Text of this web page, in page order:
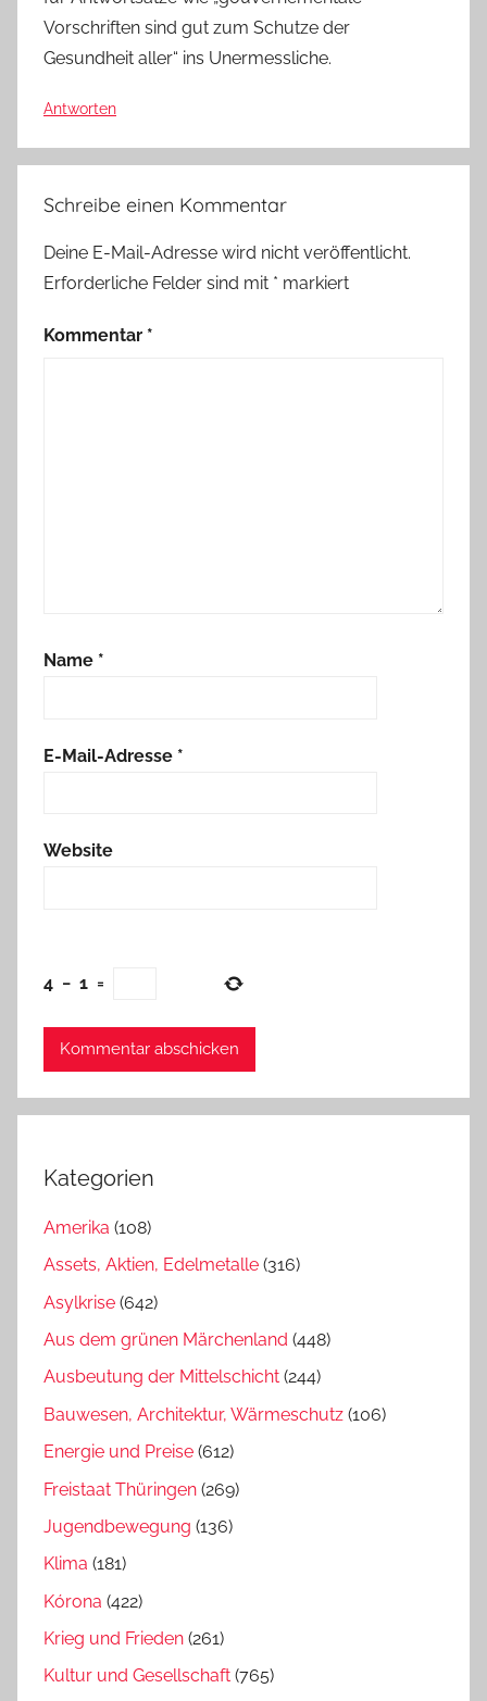
Vorschriften sind gut zum Schutze der
Gesundheit aller“ ins Unermessliche.
Antworten
Schreibe einen Kommentar
Deine E-Mail-Adresse wird nicht veröffentlicht.
Erforderliche Felder sind mit * markiert
Kommentar *
Name *
E-Mail-Adresse *
Website
4 − 1 =
Kategorien
Amerika (108)
Assets, Aktien, Edelmetalle (316)
Asylkrise (642)
Aus dem grünen Märchenland (448)
Ausbeutung der Mittelschicht (244)
Bauwesen, Architektur, Wärmeschutz (106)
Energie und Preise (612)
Freistaat Thüringen (269)
Jugendbewegung (136)
Klima (181)
Kórona (422)
Krieg und Frieden (261)
Kultur und Gesellschaft (765)